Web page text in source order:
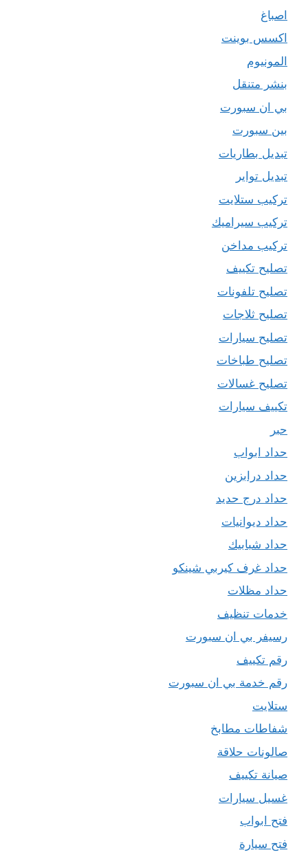
اصباغ
اكسس بوينت
المونيوم
بنشر متنقل
بي ان سبورت
بين سبورت
تبديل بطاريات
تبديل تواير
تركيب ستلايت
تركيب سيراميك
تركيب مداخن
تصليح تكييف
تصليح تلفونات
تصليح ثلاجات
تصليح سيارات
تصليح طباخات
تصليح غسالات
تكييف سيارات
حبر
حداد ابواب
حداد درابزين
حداد درج حديد
حداد ديوانيات
حداد شبابيك
حداد غرف كيربي شينكو
حداد مظلات
خدمات تنظيف
رسيفر بي ان سبورت
رقم تكييف
رقم خدمة بي ان سبورت
ستلايت
شفاطات مطابخ
صالونات حلاقة
صيانة تكييف
غسيل سيارات
فتح ابواب
فتح سيارة